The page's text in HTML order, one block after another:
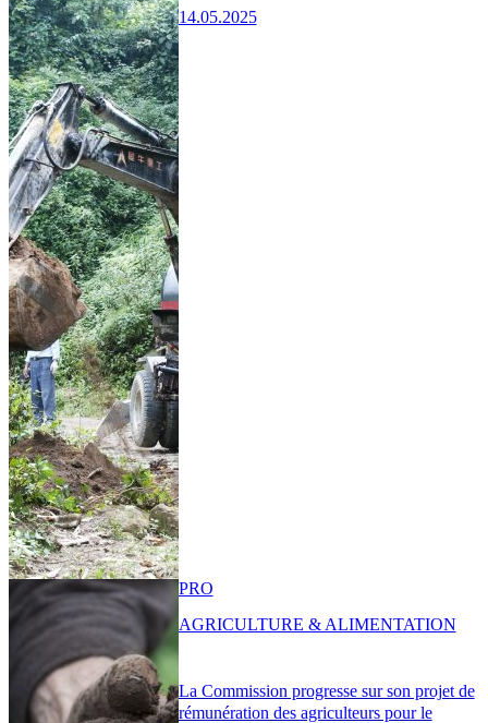
14.05.2025
La Commission progresse sur son projet de
rémunération des agriculteurs pour le
PRO
AGRICULTURE & ALIMENTATION